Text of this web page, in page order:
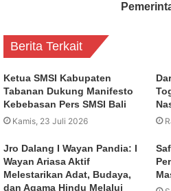
Berita Terkait
Ketua SMSI Kabupaten
Tabanan Dukung Manifesto
Kebebasan Pers SMSI Bali
Kamis, 23 Juli 2026
Jro Dalang I Wayan Pandia: I
Wayan Ariasa Aktif
Melestarikan Adat, Budaya,
dan Agama Hindu Melalui